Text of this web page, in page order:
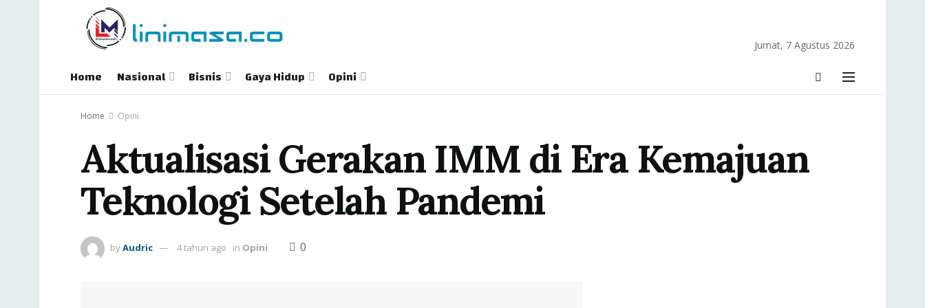
Jumat, 7 Agustus 2026
Home Nasional Bisnis Gaya Hidup Opini
Home Opini
Aktualisasi Gerakan IMM di Era Kemajuan
Teknologi Setelah Pandemi
byAudric 4 tahun ago in Opini 0